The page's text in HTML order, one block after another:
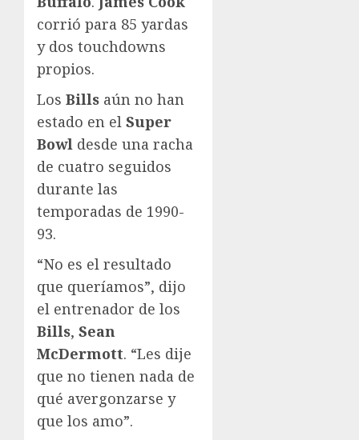
corrió para 85 yardas
y dos touchdowns
propios.
Los Bills aún no han
estado en el Super
Bowl desde una racha
de cuatro seguidos
durante las
temporadas de 1990-
93.
“No es el resultado
que queríamos”, dijo
el entrenador de los
Bills, Sean
McDermott. “Les dije
que no tienen nada de
qué avergonzarse y
que los amo”.